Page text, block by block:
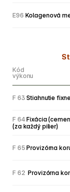
E96
Kód
výkonu
F 63 Stiahnutie
F 64 Fixácia
(za každý pilier)
F 65 Provizórna
F 62 Provizórna